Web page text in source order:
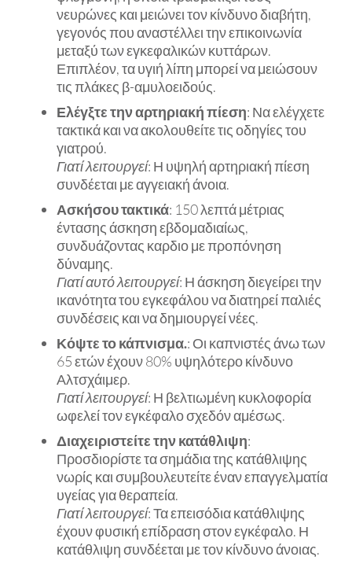
νευρώνες και μειώνει τον κίνδυνο διαβήτη,
γεγονός που αναστέλλει την επικοινωνία
μεταξύ των εγκεφαλικών κυττάρων.
Επιπλέον, τα υγιή λίπη μπορεί να μειώσουν
τις πλάκες β-αμυλοειδούς.
Ελέγξτε την αρτηριακή πίεση: Να ελέγχετε
τακτικά και να ακολουθείτε τις οδηγίες του
γιατρού.
Γιατί λειτουργεί: Η υψηλή αρτηριακή πίεση
συνδέεται με αγγειακή άνοια.
Ασκήσου τακτικά: 150 λεπτά μέτριας
έντασης άσκηση εβδομαδιαίως,
συνδυάζοντας καρδιο με προπόνηση
δύναμης.
Γιατί αυτό λειτουργεί: Η άσκηση διεγείρει την
ικανότητα του εγκεφάλου να διατηρεί παλιές
συνδέσεις και να δημιουργεί νέες.
Κόψτε το κάπνισμα.: Οι καπνιστές άνω των
65 ετών έχουν 80% υψηλότερο κίνδυνο
Αλτσχάιμερ.
Γιατί λειτουργεί: Η βελτιωμένη κυκλοφορία
ωφελεί τον εγκέφαλο σχεδόν αμέσως.
Διαχειριστείτε την κατάθλιψη:
Προσδιορίστε τα σημάδια της κατάθλιψης
νωρίς και συμβουλευτείτε έναν επαγγελματία
υγείας για θεραπεία.
Γιατί λειτουργεί: Τα επεισόδια κατάθλιψης
έχουν φυσική επίδραση στον εγκέφαλο. Η
κατάθλιψη συνδέεται με τον κίνδυνο άνοιας.